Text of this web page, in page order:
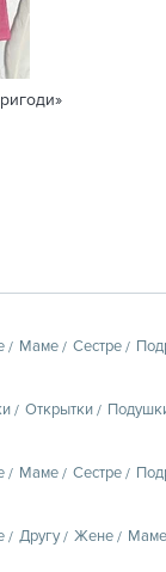
Маме Сестре
Открытки
Маме Сестре
Другу Жене Маме